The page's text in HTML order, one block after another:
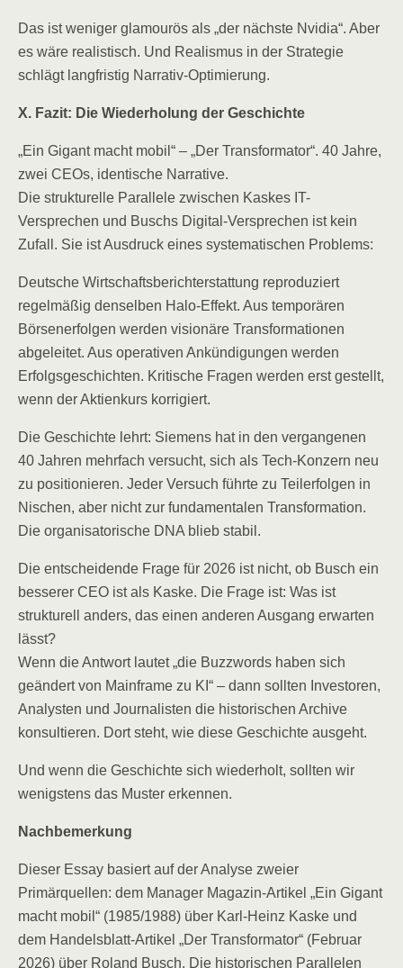
Das ist weniger glamourös als „der nächste Nvidia“. Aber
es wäre realistisch. Und Realismus in der Strategie
schlägt langfristig Narrativ-Optimierung.
X. Fazit: Die Wiederholung der Geschichte
„Ein Gigant macht mobil“ – „Der Transformator“. 40 Jahre,
zwei CEOs, identische Narrative.
Die strukturelle Parallele zwischen Kaskes IT-
Versprechen und Buschs Digital-Versprechen ist kein
Zufall. Sie ist Ausdruck eines systematischen Problems:
Deutsche Wirtschaftsberichterstattung reproduziert
regelmäßig denselben Halo-Effekt. Aus temporären
Börsenerfolgen werden visionäre Transformationen
abgeleitet. Aus operativen Ankündigungen werden
Erfolgsgeschichten. Kritische Fragen werden erst gestellt,
wenn der Aktienkurs korrigiert.
Die Geschichte lehrt: Siemens hat in den vergangenen
40 Jahren mehrfach versucht, sich als Tech-Konzern neu
zu positionieren. Jeder Versuch führte zu Teilerfolgen in
Nischen, aber nicht zur fundamentalen Transformation.
Die organisatorische DNA blieb stabil.
Die entscheidende Frage für 2026 ist nicht, ob Busch ein
besserer CEO ist als Kaske. Die Frage ist: Was ist
strukturell anders, das einen anderen Ausgang erwarten
lässt?
Wenn die Antwort lautet „die Buzzwords haben sich
geändert von Mainframe zu KI“ – dann sollten Investoren,
Analysten und Journalisten die historischen Archive
konsultieren. Dort steht, wie diese Geschichte ausgeht.
Und wenn die Geschichte sich wiederholt, sollten wir
wenigstens das Muster erkennen.
Nachbemerkung
Dieser Essay basiert auf der Analyse zweier
Primärquellen: dem Manager Magazin-Artikel „Ein Gigant
macht mobil“ (1985/1988) über Karl-Heinz Kaske und
dem Handelsblatt-Artikel „Der Transformator“ (Februar
2026) über Roland Busch. Die historischen Parallelen